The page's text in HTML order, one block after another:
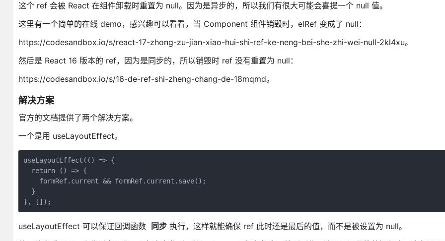
这个 ref 会被 React 在组件卸载时重置为 null。因为是异步的，所以我们有很大可能会喜提一个 null 值。
这里有一个简单的在线 demo，感兴趣可以看看，当 Component 组件销毁时，elRef 变成了 null：
https://codesandbox.io/s/react-17-zhong-zu-jian-xiao-hui-shi-ref-ke-neng-bei-she-zhi-wei-null-2kl4xu。
然后是 React 16 版本的 ref，因为是同步的，所以销毁时 ref 没有重置为 null：
https://codesandbox.io/s/16-de-ref-shi-zheng-chang-de-18mqmd。
解决方案
官方的文档提供了两个解决方案。
一个是用 useLayoutEffect。
useLayoutEffect(() => {
  return () => {
    formRef.current && formRef.current.save();
  }
}, []);
useLayoutEffect 可以保证回调函数 同步执行，这样就能确保 ref 此时还是最后的值，而不是被设置为 null。